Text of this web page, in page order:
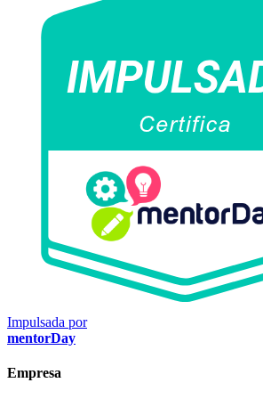
Impulsada por
mentorDay
Empresa